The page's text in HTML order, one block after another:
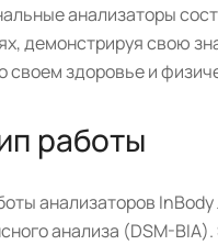
анализаторы
демонстрируя свою
своем здоровье и
работы
анализаторов
анализа (DSM-